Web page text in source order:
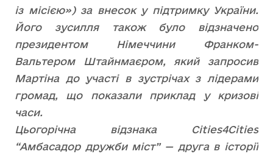
із місією») за внесок у підтримку України.
Його зусилля також було відзначено
президентом Німеччини Франком-
Вальтером Штайнмаєром, який запросив
Мартіна до участі в зустрічах з лідерами
громад, що показали приклад у кризові
часи.
Цьогорічна відзнака Cities4Cities
“Амбасадор дружби міст” — друга в історії